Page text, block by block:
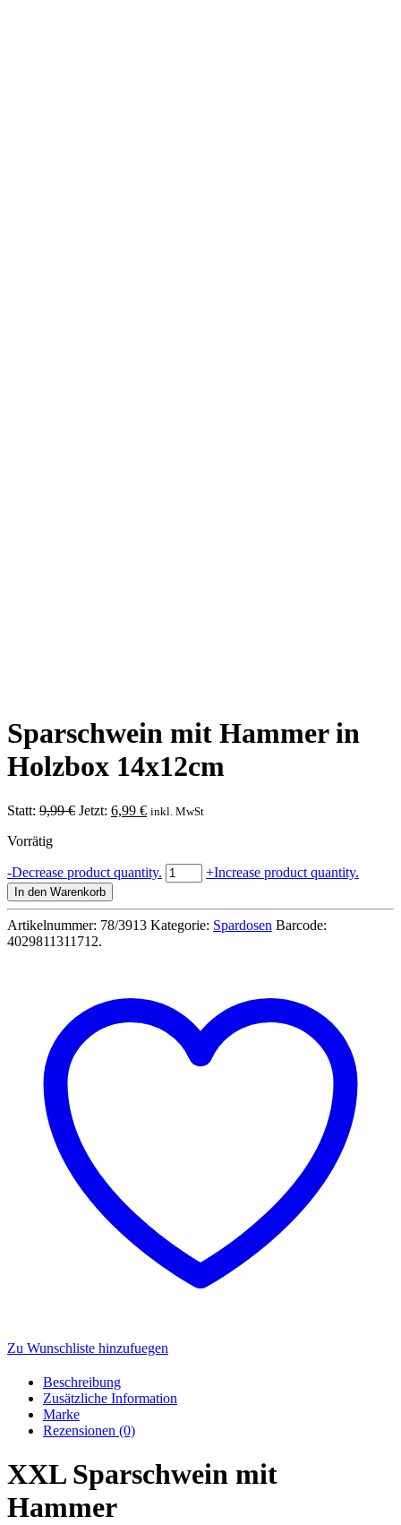
Sparschwein mit Hammer in
Holzbox 14x12cm
Statt: 9,99€ Ursprünglicher
Jetzt: 6,99 €Aktueller
inkl. MwSt
Vorrätig
-Decrease product quantity. Sparschwein
mit
in
Holzbox
+Increase product quantity.
In den Warenkorb
Artikelnummer: 78/3913 Kategorie: Spardosen Barcode:
4029811311712.
Zu Wunschliste hinzufuegen
Beschreibung
Zusätzliche Information
Marke
Rezensionen (0)
XXL Sparschwein mit
Hammer